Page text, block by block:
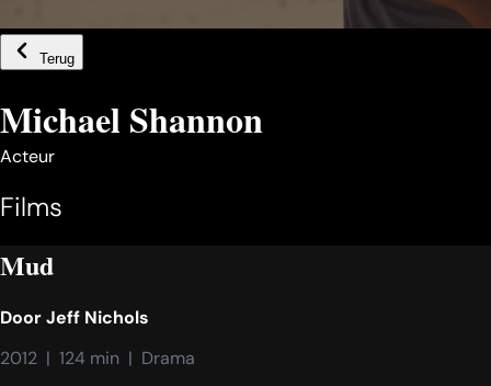
Terug
Michael Shannon
Acteur
Films
Mud
DoorJeff Nichols
2012  |  124 min  |  Drama